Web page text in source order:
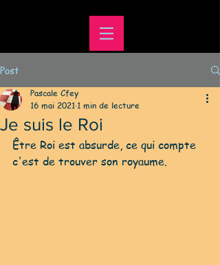
Post
Je suis le Roi
Pascale Cfey
16 mai 2021 1 min de lecture
Être Roi est absurde, ce qui compte
c'est de trouver son royaume.